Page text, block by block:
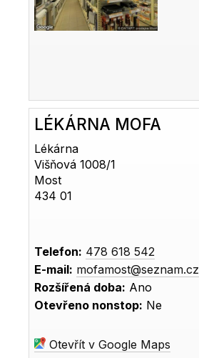
LÉKÁRNA MOFA
Lékárna
Višňová 1008/1
Most
434 01
Telefon: 478 618 542
E-mail: mofamost@seznam.cz
Rozšířená doba: Ano
Otevřeno nonstop: Ne
Otevřít v Google Maps